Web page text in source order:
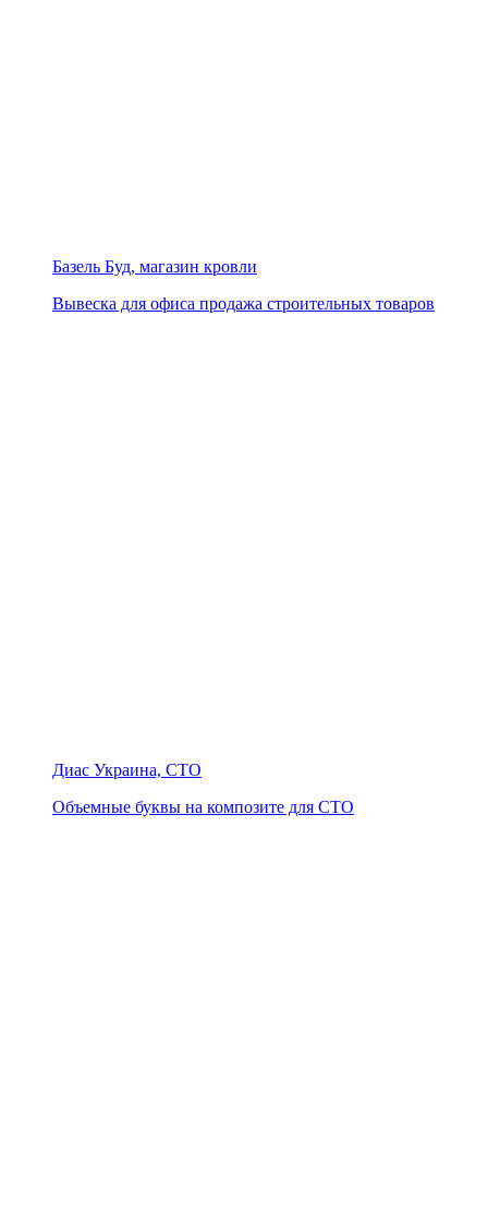
Базель Буд, магазин кровли
Вывеска для офиса продажа строительных товаров
Диас Украина, СТО
Объемные буквы на композите для СТО